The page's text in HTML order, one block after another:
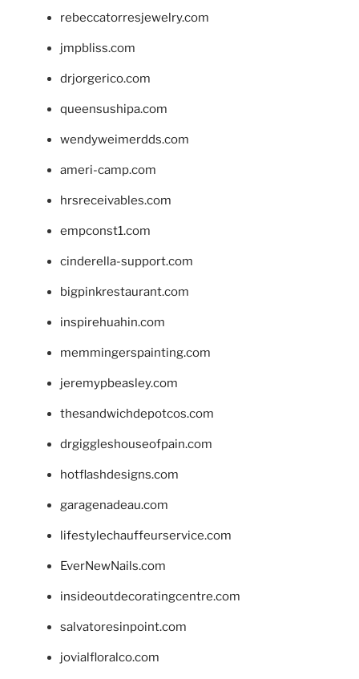
rebeccatorresjewelry.com
jmpbliss.com
drjorgerico.com
queensushipa.com
wendyweimerdds.com
ameri-camp.com
hrsreceivables.com
empconst1.com
cinderella-support.com
bigpinkrestaurant.com
inspirehuahin.com
memmingerspainting.com
jeremypbeasley.com
thesandwichdepotcos.com
drgiggleshouseofpain.com
hotflashdesigns.com
garagenadeau.com
lifestylechauffeurservice.com
EverNewNails.com
insideoutdecoratingcentre.com
salvatoresinpoint.com
jovialfloralco.com